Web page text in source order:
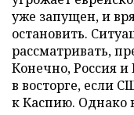
уже запущен, и
остановить.
рассматривать,
Конечно, Россия и
в восторге, если
к Каспию. Однако